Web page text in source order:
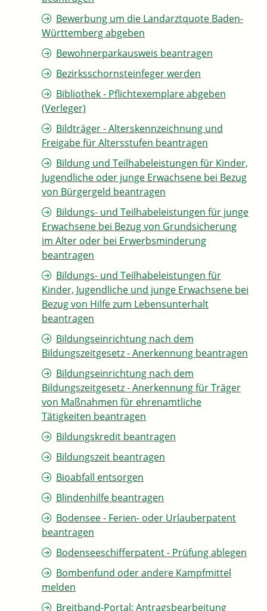
Bewerbung um die Landarztquote Baden-
Württemberg abgeben
Bewohnerparkausweis beantragen
Bezirksschornsteinfeger werden
Bibliothek - Pflichtexemplare abgeben
(Verleger)
Bildträger - Alterskennzeichnung und
Freigabe für Altersstufen beantragen
Bildung und Teilhabeleistungen für Kinder,
Jugendliche oder junge Erwachsene bei Bezug
von Bürgergeld beantragen
Bildungs- und Teilhabeleistungen für junge
Erwachsene bei Bezug von Grundsicherung
im Alter oder bei Erwerbsminderung
beantragen
Bildungs- und Teilhabeleistungen für
Kinder, Jugendliche und junge Erwachsene bei
Bezug von Hilfe zum Lebensunterhalt
beantragen
Bildungseinrichtung nach dem
Bildungszeitgesetz - Anerkennung beantragen
Bildungseinrichtung nach dem
Bildungszeitgesetz - Anerkennung für Träger
von Maßnahmen für ehrenamtliche
Tätigkeiten beantragen
Bildungskredit beantragen
Bildungszeit beantragen
Bioabfall entsorgen
Blindenhilfe beantragen
Bodensee - Ferien- oder Urlauberpatent
beantragen
Bodenseeschifferpatent - Prüfung ablegen
Bombenfund oder andere Kampfmittel
melden
Breitband-Portal: Antragsbearbeitung